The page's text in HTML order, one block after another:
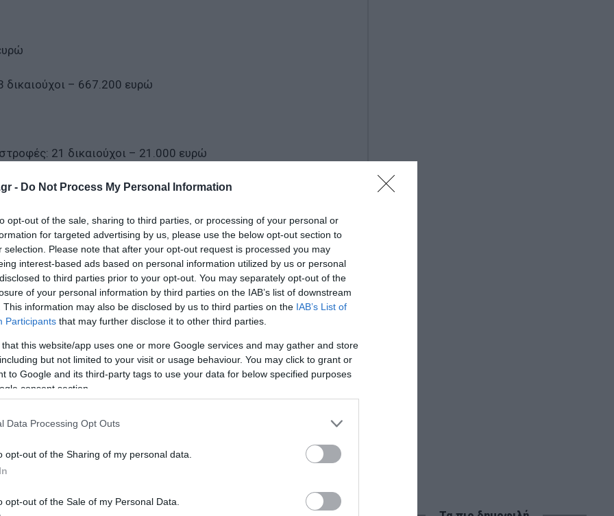
- Do Not Process My Personal Information
opt-out of the sale, sharing to third parties, or processing of your personal or
for targeted advertising by us, please use the below opt-out section to
selection. Please note that after your opt-out request is processed you may
interest-based ads based on personal information utilized by us or personal
to third parties prior to your opt-out. You may separately opt-out of the
of your personal information by third parties on the IAB’s list of downstream
This information may also be disclosed by us to third parties on the IAB’s List of
Participants that may further disclose it to other third parties.
that this website/app uses one or more Google services and may gather and store
but not limited to your visit or usage behaviour. You may click to grant or
to Google and its third-party tags to use your data for below specified purposes
consent section.
Data Processing Opt Outs
opt-out of the Sharing of my personal data.
opt-out of the Sale of my Personal Data.
δικαιούχοι – 667.200 ευρώ
21 δικαιούχοι – 21.000 ευρώ
1.807.023 ευρώ
14.031 δικαιούχοι -3.332.429 ευρώ
υλοποίηση της δράσης «Νταντάδες της γειτονιάς»
συμβάσεις
στόχους - Ανάπτυξη 2% το 2026
Lykavitos.gr στο Google News